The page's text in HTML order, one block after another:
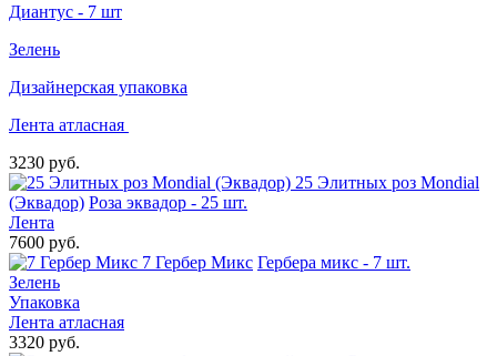
Диантус - 7 шт
Зелень
Дизайнерская упаковка
Лента атласная
3230 руб.
25 Элитных роз Mondial
(Эквадор) Роза эквадор - 25 шт.
Лента
7600 руб.
7 Гербер Микс Гербера микс - 7 шт.
Зелень
Упаковка
Лента атласная
3320 руб.